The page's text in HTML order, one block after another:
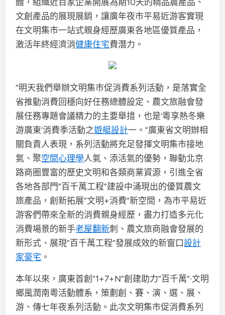
體，組織近百家企業開展為期10天的精品農產品、
文創產品的展現展銷，讓廣年夜市平易近游客實現
在文明集市一站式親身經歷廣東各地區優質產品，
激活年終經濟消健康住宅費潛力。
“明天我們舉辦文明集市促消費系列活動，是落實全
省推動消費回穩向好任務總體設定、農文旅融會發
展任務專題會議精力的主要舉措，也是‘粵享熱冬樂
游廣東’消費季活動之遊艇設計一。”廣東省文明辦相
關負責人表現，系列活動將充足發揮文明集市接地
氣、聚空間心理學人氣、添活氣的優勢，聯動北京
路商圈豐富的歷史文明和各類商業資源，引進全省
各地各部門“百千萬工程”建設中涌現出的優質農文
旅產品，創新拓展“文明+消費”新空間，為市平易近
游客們帶來全新的消費親身經歷，盡力打造多元化
消費場景的新手老屋翻新刺、農文旅商融會發展的
新形式、展現“百千萬工程”發展成效的新窗口設計
家豪宅 。
本年以來，廣東首創“1+7+N”創建助力“百千萬”·文明
鄉風潤南粵活動體系，策劃創、賽、演、選、展、
游、傳七年夜系列活動。此次文明集市促消費系列